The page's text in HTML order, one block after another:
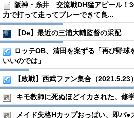
阪神・糸井 交流戦DH猛アピール！
力で打って走ってプレーできて良...
【De】最近の三浦大輔監督の采配
ロッテOB、清田を案ずる「再び野球
いいのでは」
【敗戦】西武ファン集合（2021.5.23）
キモ教師に死ぬほどイカされた、修
メイド失格Hカップおっぱい、即パ●︎